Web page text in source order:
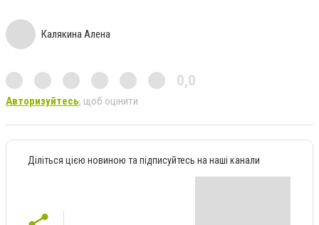
Калякина Алена
0,0
Авторизуйтесь, щоб оцінити
Діліться цією новиною та підписуйтесь на наші канали